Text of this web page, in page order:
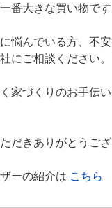
番大きな買い物です
悩んでいる方、不
にご相談ください。
家づくりのお手伝
だきありがとうござ
ーの紹介は こちら